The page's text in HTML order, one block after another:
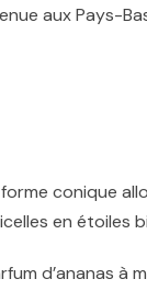
aux Pays-
conique
en étoiles
d’ananas à